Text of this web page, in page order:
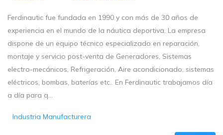
Ferdinautic fue fundada en 1990 y con más de 30 años de
experiencia en el mundo de la náutica deportiva. La empresa
dispone de un equipo técnico especializado en reparación,
montaje y servicio post-venta de Generadores, Sistemas
electro-mecánicos, Refrigeración, Aire acondicionado, sistemas
eléctricos, bombas, baterías etc.. En Ferdinautic trabajamos día
a día para q...
Industria Manufacturera